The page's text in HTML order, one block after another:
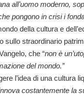
all’uomo moderno,
pongono in crisi i
della cultura e
sullo straordinario
che “non è
del mondo.”
l’idea di una cultura
costantemente la